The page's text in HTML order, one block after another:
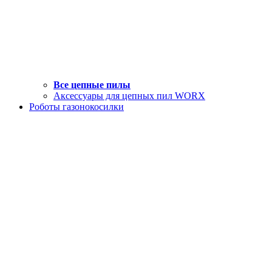
Все цепные пилы
Аксессуары для цепных пил WORX
Роботы газонокосилки